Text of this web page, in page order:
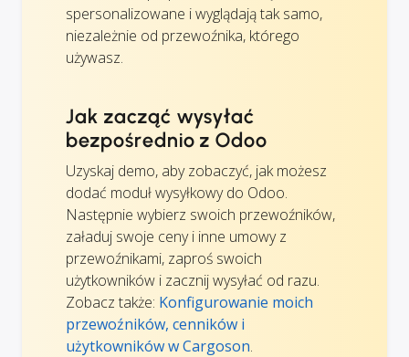
spersonalizowane i wyglądają tak samo,
niezależnie od przewoźnika, którego
używasz.
Jak zacząć wysyłać
bezpośrednio z Odoo
Uzyskaj demo, aby zobaczyć, jak możesz
dodać moduł wysyłkowy do Odoo.
Następnie wybierz swoich przewoźników,
załaduj swoje ceny i inne umowy z
przewoźnikami, zaproś swoich
użytkowników i zacznij wysyłać od razu.
Zobacz także: Konfigurowanie moich
przewoźników, cenników i
użytkowników w Cargoson.